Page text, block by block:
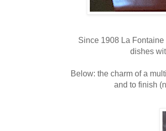
Since 1908 La
dishes
Below: the charm of a
and to finish